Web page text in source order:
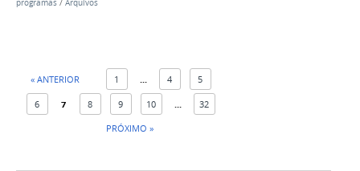
programas / Arquivos
« ANTERIOR 1 4 5
6 7 8 9 10
32
PRÓXIMO »